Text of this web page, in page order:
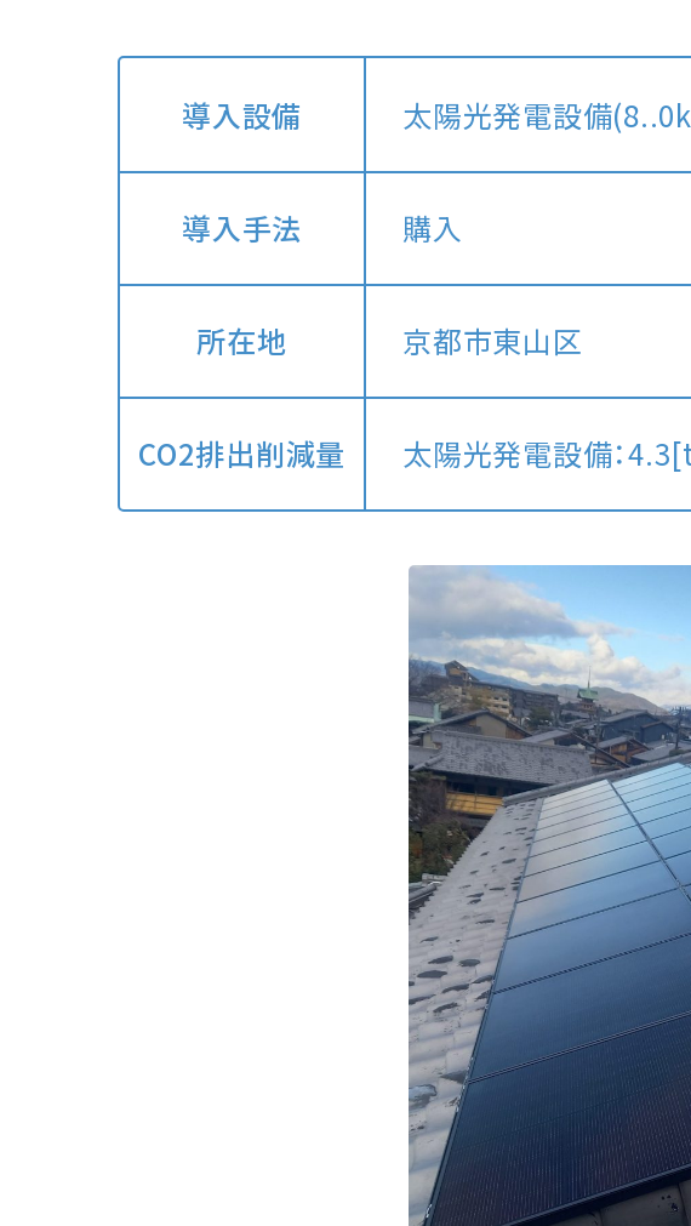
導入設備 太陽光発電設備
導入手法 購入
所在地 京都市東山区
CO2排出削減量 太陽光発電設備：